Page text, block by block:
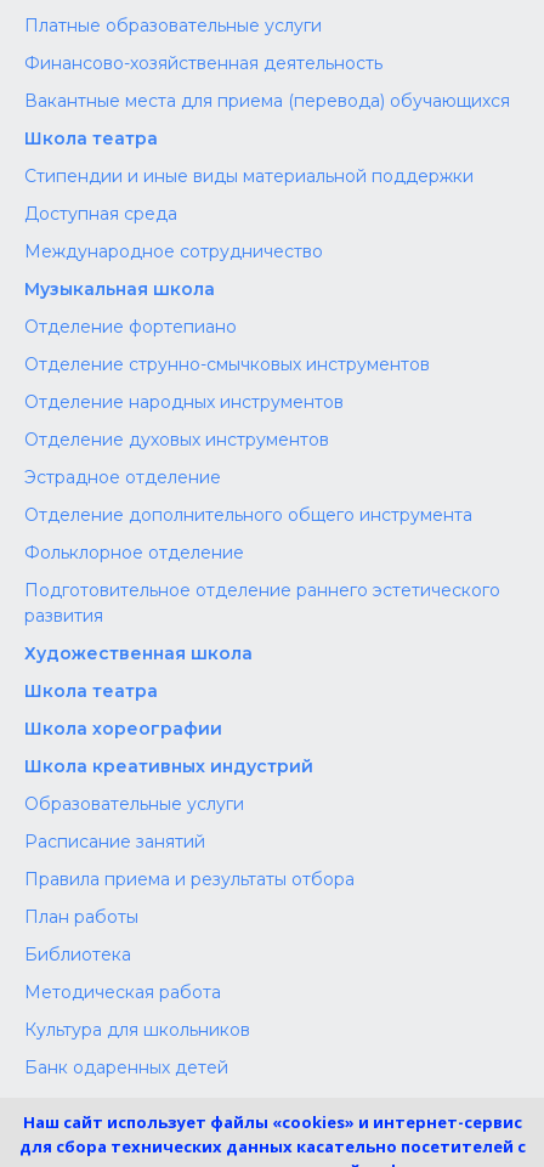
Платные образовательные услуги
Финансово-хозяйственная деятельность
Вакантные места для приема (перевода) обучающихся
Школа театра
Стипендии и иные виды материальной поддержки
Доступная среда
Международное сотрудничество
Музыкальная школа
Отделение фортепиано
Отделение струнно-смычковых инструментов
Отделение народных инструментов
Отделение духовых инструментов
Эстрадное отделение
Отделение дополнительного общего инструмента
Фольклорное отделение
Подготовительное отделение раннего эстетического
развития
Художественная школа
Школа‌‌‌‌ театра
Школа хореографии
Школа креативных индустрий
Образовательные услуги
Расписание занятий
Правила приема и результаты отбора
План работы
Библиотека
Методическая работа
Культура для школьников
Банк одаренных детей
Независимая оценка
Наш сайт использует файлы «cookies» и интернет-сервис
для сбора технических данных касательно посетителей с